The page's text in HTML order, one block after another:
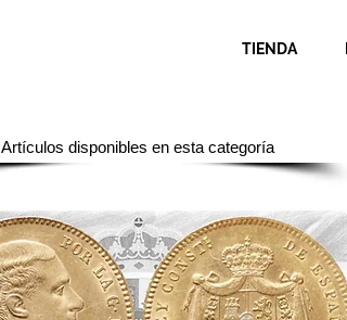
TIENDA
Artículos disponibles en esta categoría